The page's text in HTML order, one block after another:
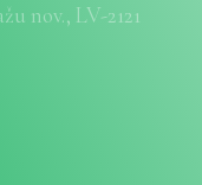
nov., LV-2121